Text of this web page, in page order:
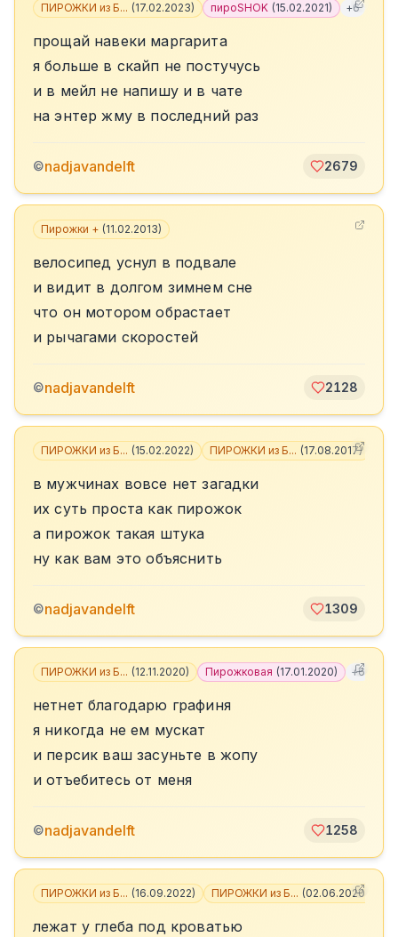
ПИРОЖКИ из Б... (17.02.2023) пироSHOK (15.02.2021) +6
прощай навеки маргарита
я больше в скайп не постучусь
и в мейл не напишу и в чате
на энтер жму в последний раз
©nadjavandelft 2679
Пирожки + (11.02.2013)
велосипед уснул в подвале
и видит в долгом зимнем сне
что он мотором обрастает
и рычагами скоростей
©nadjavandelft 2128
ПИРОЖКИ из Б... (15.02.2022) ПИРОЖКИ из Б... (17.08.2017)
в мужчинах вовсе нет загадки
их суть проста как пирожок
а пирожок такая штука
ну как вам это объяснить
©nadjavandelft 1309
ПИРОЖКИ из Б... (12.11.2020) Пирожковая (17.01.2020) +6
нетнет благодарю графиня
я никогда не ем мускат
и персик ваш засуньте в жопу
и отъебитесь от меня
©nadjavandelft 1258
ПИРОЖКИ из Б... (16.09.2022) ПИРОЖКИ из Б... (02.06.2020
лежат у глеба под кроватью